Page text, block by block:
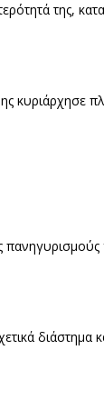
της,
κυριάρχησε
διάστημα